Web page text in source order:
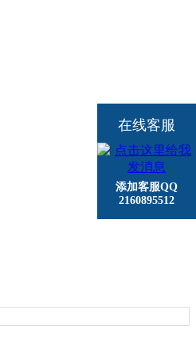
在线客服
添加客服QQ
2160895512